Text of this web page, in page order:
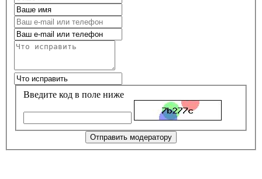
Введите код в поле ниже
Отправить модератору